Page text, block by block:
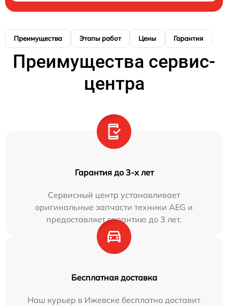
Преимущества Этапы работ Цены Гарантия
Преимущества сервис-
центра
Гарантия до 3-х лет
Сервисный центр устанавливает
оригинальные запчасти техники AEG и
предоставляет гарантию до 3 лет.
Бесплатная доставка
Наш курьер в Ижевске бесплатно доставит